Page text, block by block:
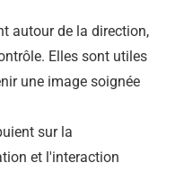
autour de la direction,
Elles sont utiles
une image soignée
sur la
et l'interaction